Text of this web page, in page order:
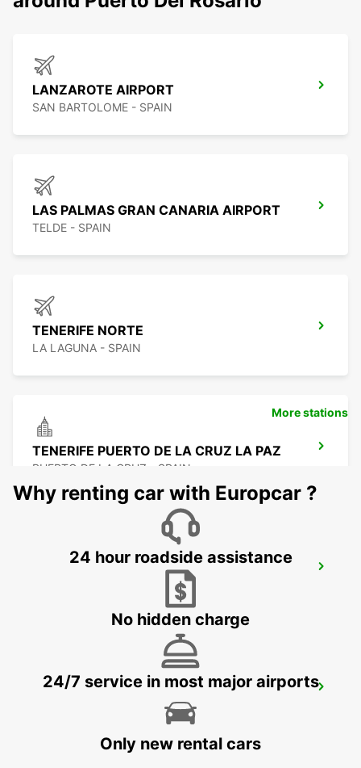
LANZAROTE AIRPORT
SAN BARTOLOME - SPAIN
LAS PALMAS GRAN CANARIA AIRPORT
TELDE - SPAIN
TENERIFE NORTE
LA LAGUNA - SPAIN
TENERIFE PUERTO DE LA CRUZ LA PAZ
PUERTO DE LA CRUZ - SPAIN
TENERIFE APT REINA SOFIA SUR
TENERIFE PLAYA LAS AMERICAS
More stations
Why renting car with Europcar ?
24 hour roadside assistance
No hidden charge
24/7 service in most major airports
Only new rental cars